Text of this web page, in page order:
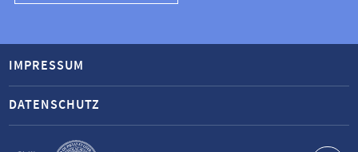
Service-
IMPRESSUM
DATENSCHUTZ